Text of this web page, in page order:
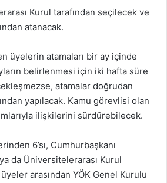
Kurul tarafından seçilecek ve
atanacak.
üyelerin atamaları bir ay içinde
belirlenmesi için iki hafta süre
atamalar doğrudan
yapılacak. Kamu görevlisi olan
ilişkilerini sürdürebilecek.
6’sı, Cumhurbaşkanı
da Üniversitelerarası Kurul
arasından YÖK Genel Kurulu